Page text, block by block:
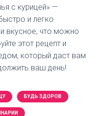
с курицей» —
и легко
вкусное, что можно
этот рецепт и
который даст вам
ваш день!
БУДЬ ЗДОРОВ